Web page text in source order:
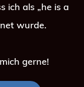
ich als „he is a
wurde.
gerne!